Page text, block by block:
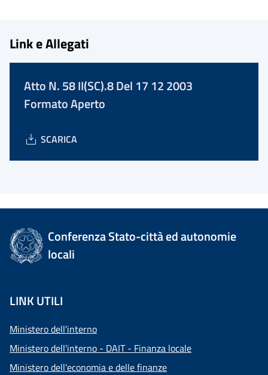
Link e Allegati
Atto N. 58 II(SC).8 Del 17 12 2003
Formato Aperto
SCARICA
Conferenza Stato-città ed autonomie
locali
LINK UTILI
Ministero dell'interno
Ministero dell'interno - DAIT - Finanza locale
Ministero dell'economia e delle finanze